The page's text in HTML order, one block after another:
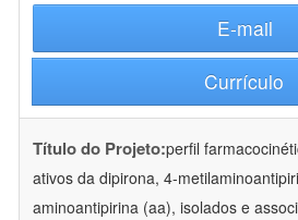
E-mail
Currículo
Título do Projeto:perfil
ativos da dipirona, 4-
aminoantipirina (aa), isolados e